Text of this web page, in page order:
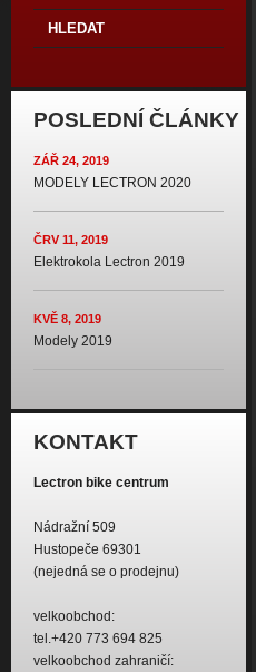
HLEDAT
POSLEDNÍ ČLÁNKY
ZÁŘ 24, 2019
MODELY LECTRON 2020
ČRV 11, 2019
Elektrokola Lectron 2019
KVĚ 8, 2019
Modely 2019
KONTAKT
Lectron bike centrum
Nádražní 509
Hustopeče 69301
(nejedná se o prodejnu)
velkoobchod:
tel.+420 773 694 825
velkoobchod zahraničí: